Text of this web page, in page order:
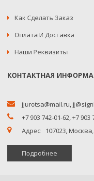
Как Сделать Заказ
Оплата И Доставка
Наши Реквизиты
КОНТАКТНАЯ
jjurotsa@mail.ru,
+7 903 742-01-62,+7 903
Адрес: 107023,
Подробнее